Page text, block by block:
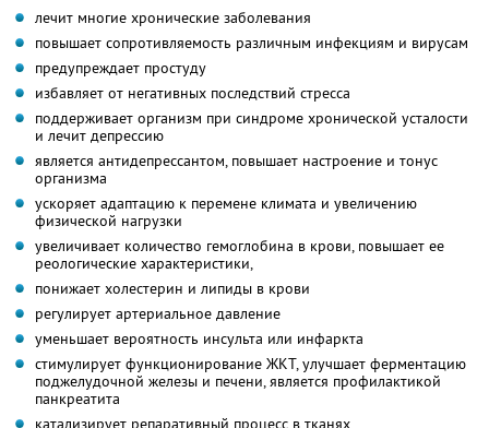
лечит многие хронические заболевания
повышает сопротивляемость различным инфекциям и вирусам
предупреждает простуду
избавляет от негативных последствий стресса
поддерживает организм при синдроме хронической усталости
и лечит депрессию
является антидепрессантом, повышает настроение и тонус
организма
ускоряет адаптацию к перемене климата и увеличению
физической нагрузки
увеличивает количество гемоглобина в крови, повышает ее
реологические характеристики,
понижает холестерин и липиды в крови
регулирует артериальное давление
уменьшает вероятность инсульта или инфаркта
стимулирует функционирование ЖКТ, улучшает ферментацию
поджелудочной железы и печени, является профилактикой
панкреатита
катализирует репаративный процесс в тканях